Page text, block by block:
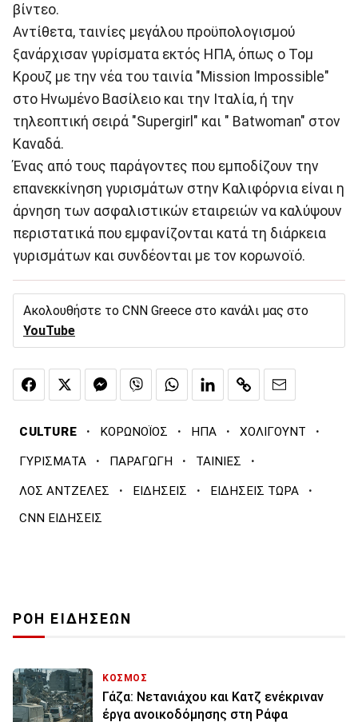
βίντεο.
Αντίθετα, ταινίες μεγάλου προϋπολογισμού
ξανάρχισαν γυρίσματα εκτός ΗΠΑ, όπως ο Τομ
Κρουζ με την νέα του ταινία "Mission Impossible"
στο Ηνωμένο Βασίλειο και την Ιταλία, ή την
τηλεοπτική σειρά "Supergirl" και " Batwoman" στον
Καναδά.
Ένας από τους παράγοντες που εμποδίζουν την
επανεκκίνηση γυρισμάτων στην Καλιφόρνια είναι η
άρνηση των ασφαλιστικών εταιρειών να καλύψουν
περιστατικά που εμφανίζονται κατά τη διάρκεια
γυρισμάτων και συνδέονται με τον κορωνοϊό.
Ακολουθήστε το CNN Greece στο κανάλι μας στο
YouTube
CULTURE · ΚΟΡΩΝΟΪΟΣ · ΗΠΑ · ΧΟΛΙΓΟΥΝΤ ·
ΓΥΡΙΣΜΑΤΑ · ΠΑΡΑΓΩΓΗ · ΤΑΙΝΙΕΣ ·
ΛΟΣ ΑΝΤΖΕΛΕΣ · ΕΙΔΗΣΕΙΣ · ΕΙΔΗΣΕΙΣ ΤΩΡΑ ·
CNN ΕΙΔΗΣΕΙΣ
ΡΟΗ ΕΙΔΗΣΕΩΝ
ΚΟΣΜΟΣ
Γάζα: Νετανιάχου και Κατζ ενέκριναν
έργα ανοικοδόμησης στη Ράφα